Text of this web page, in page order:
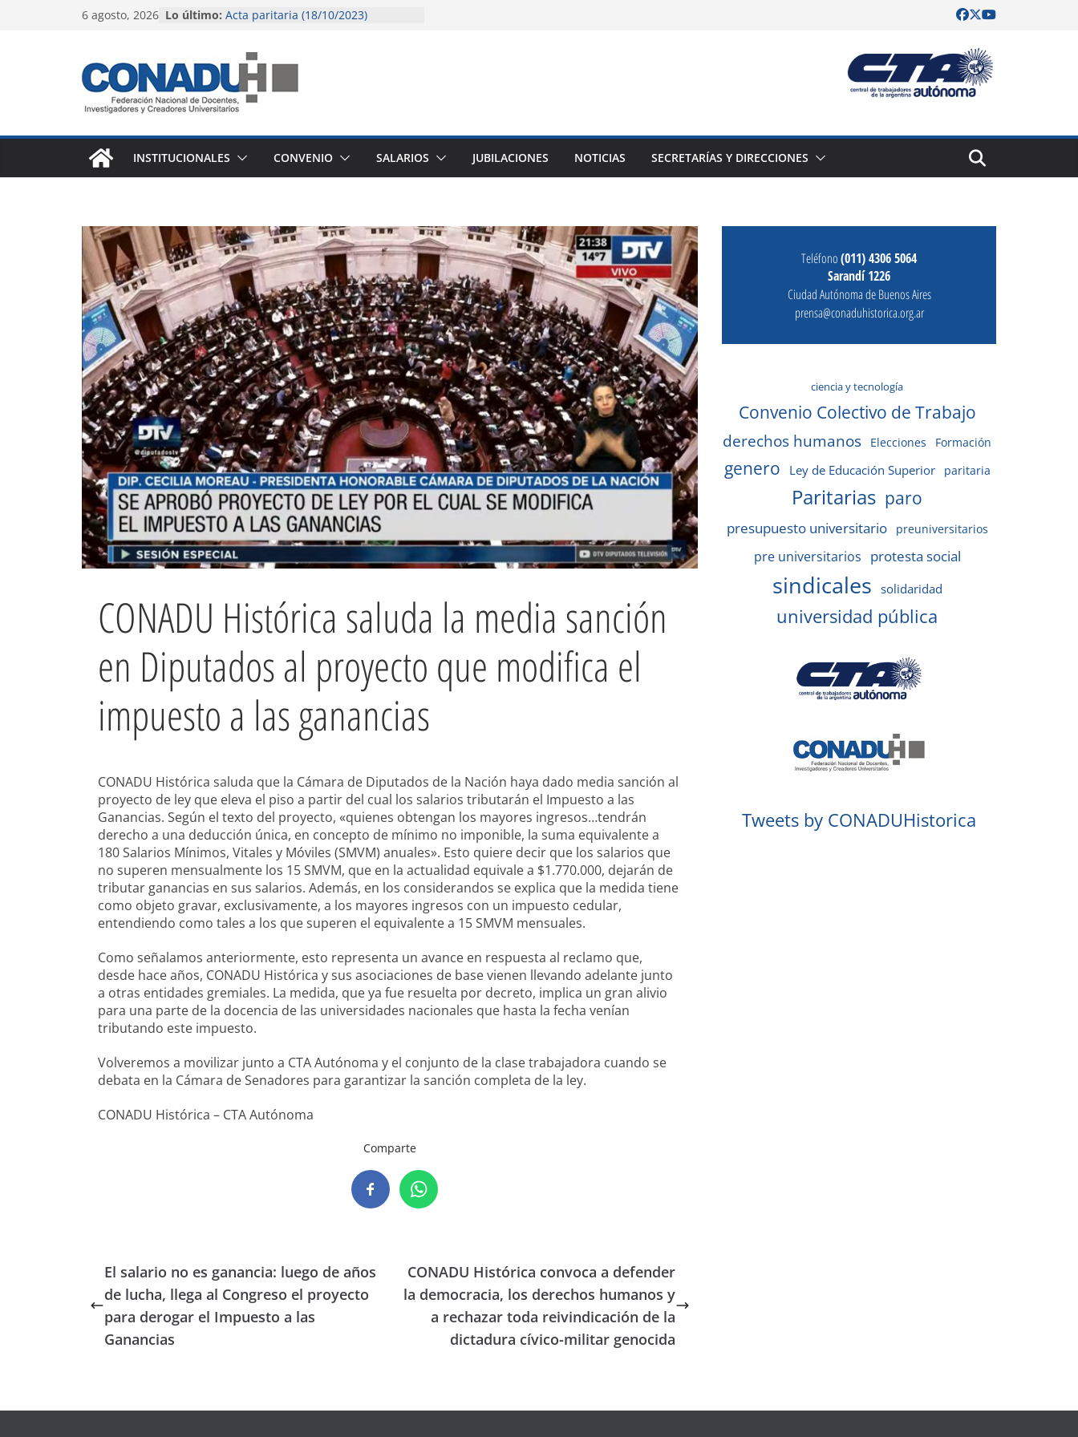
6 agosto, 2026 Lo último: Acta paritaria (18/10/2023)
universitaria y preuniversitaria
Instructivo para liquidación
(octubre 2023)
Instructivo para liquidación (junio a
Acta paritaria (9/6/2023)
INSTITUCIONALES
CONVENIO SALARIOS JUBILACIONES NOTICIAS SECRETARÍAS Y DIRECCIONES
CONADU Histórica saluda la media sanción
en Diputados al proyecto que modifica el
impuesto a las ganancias
CONADU Histórica saluda que la Cámara de Diputados de la Nación haya dado media sanción al
proyecto de ley que eleva el piso a partir del cual los salarios tributarán el Impuesto a las
Ganancias. Según el texto del proyecto, «quienes obtengan los mayores ingresos…tendrán
derecho a una deducción única, en concepto de mínimo no imponible, la suma equivalente a
180Salarios Mínimos, Vitales y Móviles (SMVM) anuales». Esto quiere decir que los salarios que
no superen mensualmente los 15 SMVM, que en la actualidad equivale a $1.770.000, dejarán de
tributar ganancias en sus salarios. Además, en los considerandos se explica que la medida tiene
como objeto gravar, exclusivamente, a los mayores ingresos con un impuesto cedular,
entendiendo como tales a los que superen el equivalente a 15 SMVM mensuales.
Como señalamos anteriormente, esto representa un avance en respuesta al reclamo que,
desde hace años, CONADU Histórica y sus asociaciones de base vienen llevando adelante junto
a otras entidades gremiales. La medida, que ya fue resuelta por decreto, implica un gran alivio
para una parte de la docencia de las universidades nacionales que hasta la fecha venían
tributando este impuesto.
Volveremos a movilizar junto a CTA Autónoma y el conjunto de la clase trabajadora cuando se
debata en la Cámara de Senadores para garantizar la sanción completa de la ley.
CONADU Histórica – CTA Autónoma
Comparte
El salario no es ganancia: luego de años
de lucha, llega al Congreso el proyecto
para derogar el Impuesto a las
Ganancias
CONADU Histórica convoca a defender
la democracia, los derechos humanos y
a rechazar toda reivindicación de la
dictadura cívico-militar genocida
Teléfono(011) 4306 5064
Sarandí 1226
Ciudad Autónoma de Buenos Aires
prensa@conaduhistorica.org.ar
ciencia y tecnología
Convenio Colectivo de Trabajo
derechos humanos Elecciones Formación
genero Ley de Educación Superior paritaria
Paritarias paro
presupuesto universitario preuniversitarios
pre universitarios protesta social
sindicales solidaridad
universidad pública
Tweets by CONADUHistorica